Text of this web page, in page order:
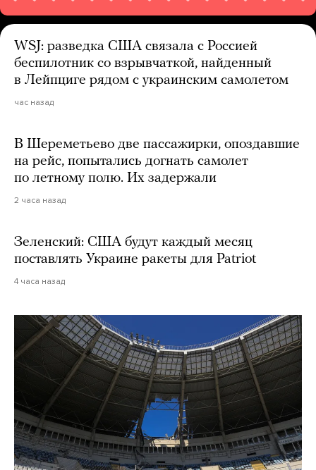
WSJ: разведка США связала с Россией
беспилотник со взрывчаткой, найденный
в Лейпциге рядом с украинским самолетом
час назад
В Шереметьево две пассажирки, опоздавшие
на рейс, попытались догнать самолет
по летному полю. Их задержали
2 часа назад
Зеленский: США будут каждый месяц
поставлять Украине ракеты для Patriot
4 часа назад